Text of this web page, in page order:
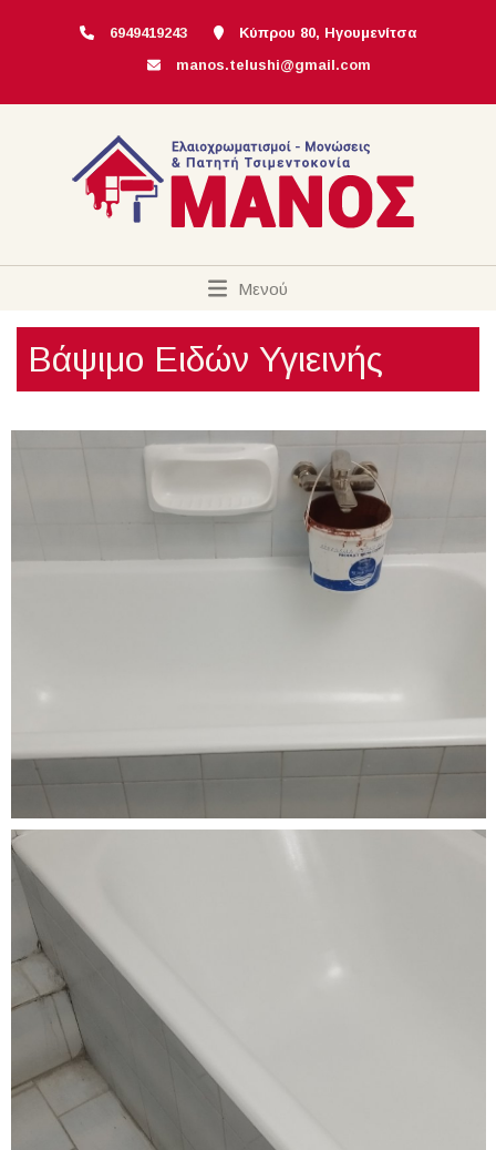
6949419243
Κύπρου 80, Ηγουμενίτσα
manos.telushi@gmail.com
Μενού
Βάψιμο Ειδών Υγιεινής